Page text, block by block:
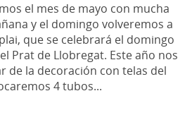
el mes de mayo con mucha
y el domingo volveremos a
que se celebrará el domingo
Prat de Llobregat. Este año nos
de la decoración con telas del
4 tubos...